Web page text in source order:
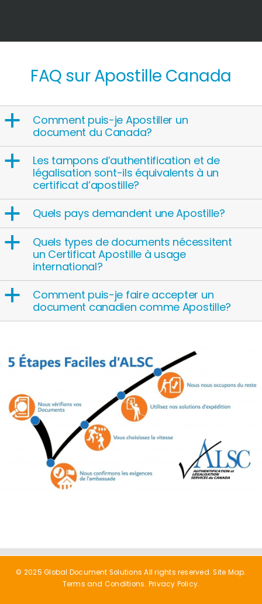
FAQ sur Apostille Canada
a
Comment puis-je Apostiller un
document du Canada?
a
Les tampons d’authentification et de
légalisation sont-ils équivalents à un
certificat d’apostille?
a Quels pays demandent une Apostille?
a
Quels types de documents nécessitent
un Certificat Apostille à usage
international?
a
Comment puis-je faire accepter un
document canadien comme Apostille?
© 2025 Global Document Solutions All rights reserved.Site Map.
Terms and Conditions. Privacy Policy.